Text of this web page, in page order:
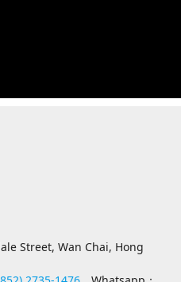
Street, Wan Chai, Hong